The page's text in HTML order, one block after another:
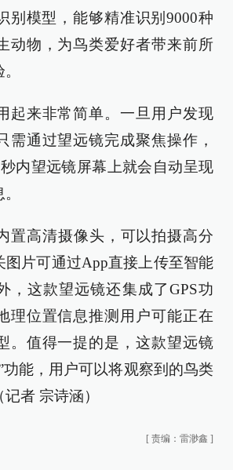
别模型，能够精准识别9000种
动物，为鸟类爱好者带来前所
起来非常简单。一旦用户发现
需通过望远镜完成聚焦操作，
内望远镜屏幕上就会自动呈现
置高清摄像头，可以拍摄高分
图片可通过App直接上传至智能
，这款望远镜还集成了GPS功
理位置信息推测用户可能正在
。值得一提的是，这款望远镜
功能，用户可以将观察到的鸟类
者 宗诗涵）
[ 责编：雷渺鑫 ]